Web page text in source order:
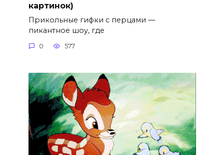
картинок)
Прикольные гифки с перцами —
пикантное шоу, где
0 577